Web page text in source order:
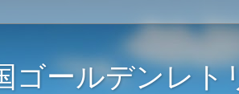
ゴールデンレト